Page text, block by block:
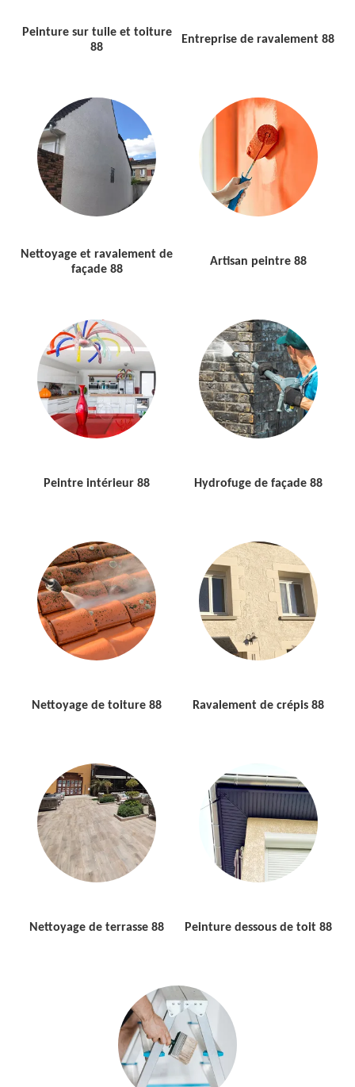
Peinture sur tuile et toiture
88
Entreprise de ravalement 88
Nettoyage et ravalement de
façade 88
Artisan peintre 88
Peintre intérieur 88 Hydrofuge de façade 88
Nettoyage de toiture 88 Ravalement de crépis 88
Nettoyage de terrasse 88 Peinture dessous de toit 88